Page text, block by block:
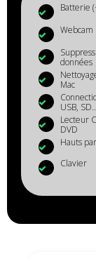
Batterie
Webcam
données
Mac
USB,
Lecteur
DVD
Hauts
Clavier